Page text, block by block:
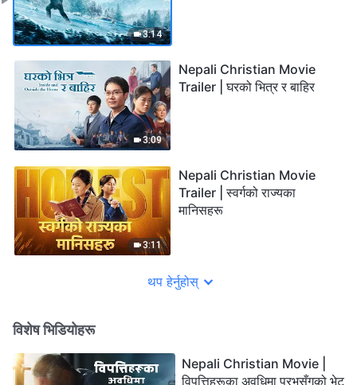
3:14
3:09
Nepali Christian Movie
Trailer | घरको भित्र र बाहिर
3:11
Nepali Christian Movie
Trailer | स्वर्गको राज्यका
मानिसहरू
थप हेर्नुहोस्
विशेष भिडियोहरू
Nepali Christian Movie |
विपत्तिहरूका अवधिमा प्रभुसँगको भेट